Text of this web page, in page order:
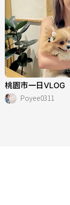
桃園市一日VLOG
Poyee0311